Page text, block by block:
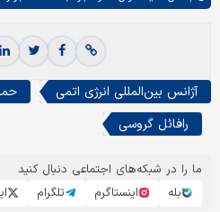
آژانس بین‌المللی انرژی اتمی
رافائل گروسی
ما را در شبکه‌های اجتماعی دنبال کنید
بله
اینستاگرم تلگرام